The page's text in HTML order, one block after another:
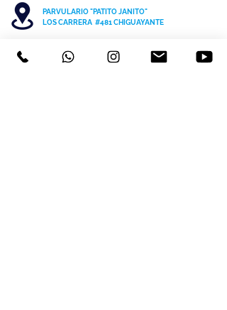
PARVULARIO "PATITO JANITO"
LOS CARRERA #481 CHIGUAYANTE
COLEGIO SAN PATRICIO COCHRANE #567